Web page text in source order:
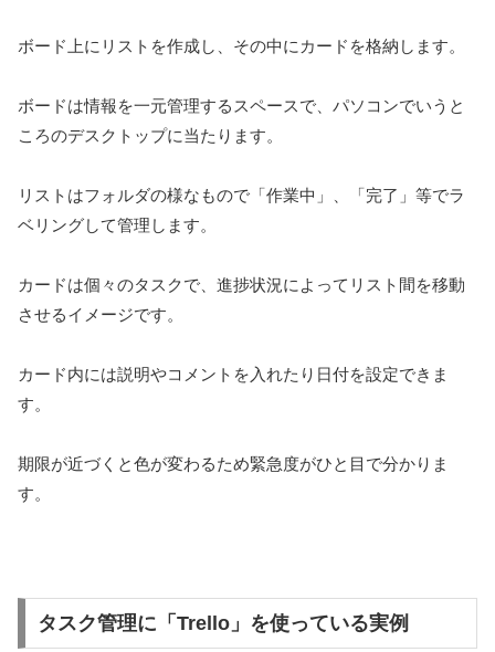
ボード上にリストを作成し、その中にカードを格納します。
ボードは情報を一元管理するスペースで、パソコンでいうと
ころのデスクトップに当たります。
リストはフォルダの様なもので「作業中」、「完了」等でラ
ベリングして管理します。
カードは個々のタスクで、進捗状況によってリスト間を移動
させるイメージです。
カード内には説明やコメントを入れたり日付を設定できま
す。
期限が近づくと色が変わるため緊急度がひと目で分かりま
す。
タスク管理に「Trello」を使っている実例